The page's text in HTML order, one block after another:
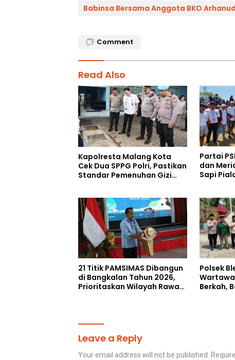
Babinsa Bersama Anggota BKO
Comment
Read Also
Kapolresta Malang Kota
Cek Dua SPPG Polri, Pastikan
Standar Pemenuhan Gizi
Partai
dan
Sapi
21 Titik PAMSIMAS Dibangun
di Bangkalan Tahun 2026,
Prioritaskan Wilayah Rawan
Polsek
Berkah,
Leave a Reply
Your email address will not be published.